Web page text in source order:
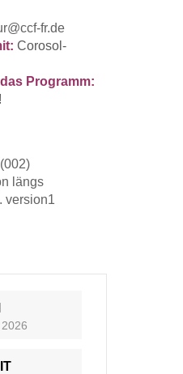
fr.de
Corosol-
Programm: